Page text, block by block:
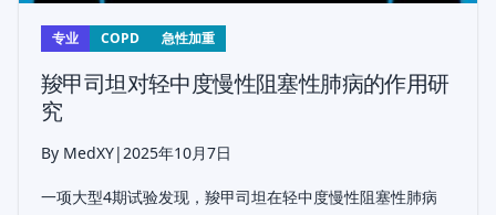
专业 COPD 急性加重
羧甲司坦对轻中度慢性阻塞性肺病的作用研
究
By MedXY|2025年10月7日
一项大型4期试验发现，羧甲司坦在轻中度慢性阻塞性肺病